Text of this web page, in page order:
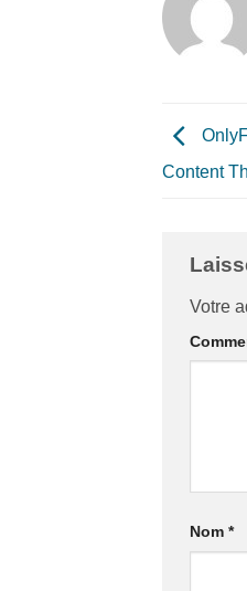
Content
Votre
Nom *